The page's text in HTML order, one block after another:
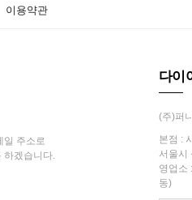
이용약관
일 주소로
하겠습니다.
다이
(주)퍼
본점 :
서울시
영업소
동)